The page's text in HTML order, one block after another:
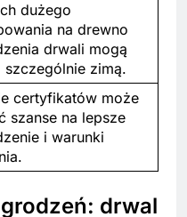
dużego
na drewno
drwali mogą
szczególnie zimą.
certyfikatów może
szanse na lepsze
i warunki
drwal